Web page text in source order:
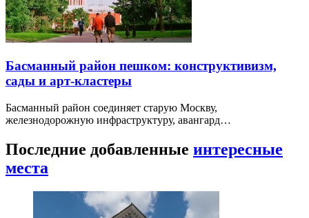
Басманный район пешком: конструктивизм,
сады и арт-кластеры
Басманный район соединяет старую Москву,
железнодорожную инфраструктуру, авангард…
Последние добавленные интересные
места